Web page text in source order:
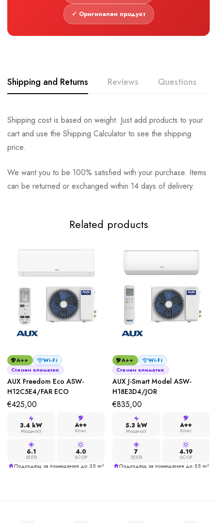
✓ Оригинален продукт
Shipping and Returns Reviews Questions
Shipping cost is based on weight. Just add products to your
cart and use the Shipping Calculator to see the shipping
price.
We want you to be 100% satisfied with your purchase. Items
can be returned or exchanged within 14 days of delivery.
Related products
A++
Wi-Fi
Стенен климатик
AUX Freedom Eco ASW-
H12C5E4/FAR ECO
€425,00
3.4 kW
Мощност
A++
Клас
6.1
SEER
4.0
SCOP
Подходящ за помещения до 35 m²
A++
Wi-Fi
Стенен климатик
AUX J-Smart Model ASW-
H18E3D4/JОR
€835,00
5.3 kW
Мощност
A++
Клас
7
SEER
4.19
SCOP
Подходящ за помещения до 55 m²